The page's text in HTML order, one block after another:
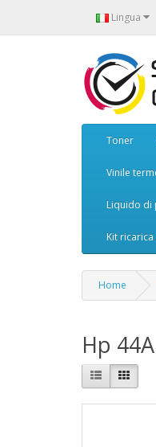
Lingua
Toner
Vinile
Liquido di
Kit
Home
Hp 44A